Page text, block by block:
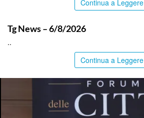
Continua a Leggere
Tg News – 6/8/2026
..
Continua a Leggere